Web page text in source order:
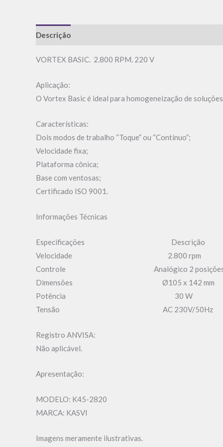
Descrição
VORTEX BASIC. 2.800 RPM. 220 V
Aplicação:
O Vortex Basic é ideal para homogeneização de
Características:
Dois modos de trabalho “Toque” ou “Contínuo”;
Velocidade fixa;
Plataforma cônica;
Base com ventosas;
Certificado ISO 9001.
Informações Técnicas
Especificações Descrição
Velocidade 2.800 rpm
Controle Analógico 2
Dimensões Ø105 x 142 mm
Potência 30 W
Tensão AC 230V/50Hz
Registro ANVISA:
Não aplicável.
Apresentação:
MODELO: K45-2820
MARCA: KASVI
Imagens meramente ilustrativas.